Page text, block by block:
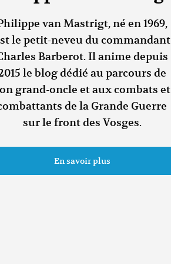
van Mastrigt, né en 1969,
le petit-neveu du commandant
Barberot. Il anime depuis
le blog dédié au parcours de
grand-oncle et aux combats et
de la Grande Guerre
sur le front des Vosges.
En savoir plus